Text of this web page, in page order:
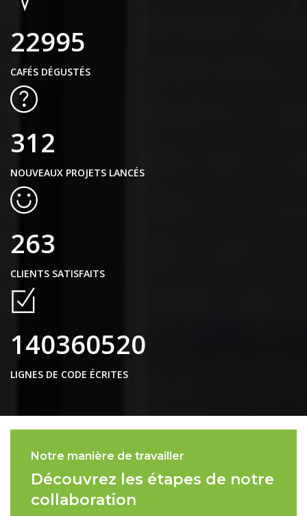
22995
CAFÉS DÉGUSTÉS
312
NOUVEAUX PROJETS LANCÉS
263
CLIENTS SATISFAITS
140360520
LIGNES DE CODE ÉCRITES
Notre manière de travailler
Découvrez les étapes de notre
collaboration